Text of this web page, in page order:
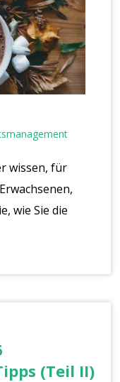
wissen, für
wie Sie die
(Teil II)